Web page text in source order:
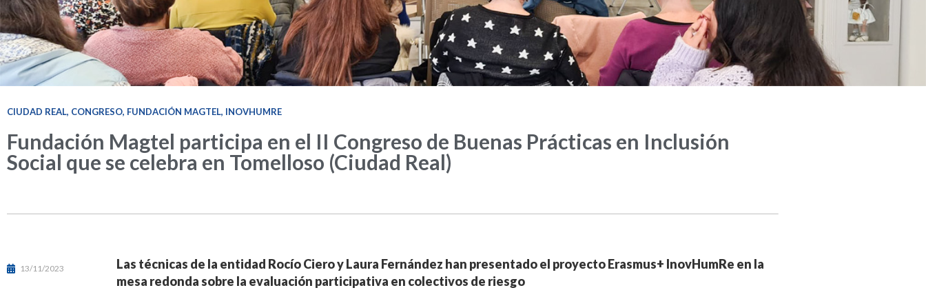
CIUDAD REAL, CONGRESO, FUNDACIÓN MAGTEL, INOVHUMRE
Fundación Magtel participa en el II Congreso de Buenas Prácticas en Inclusión
Social que se celebra en Tomelloso (Ciudad Real)
13/11/2023
Las técnicas de la entidad Rocío Ciero y Laura Fernández han presentado el proyecto Erasmus+ InovHumRe en la
mesa redonda sobre la evaluación participativa en colectivos de riesgo